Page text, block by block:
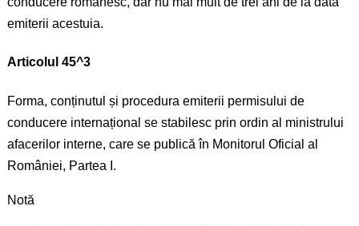
emiterii acestuia.
Articolul 45^3
Forma, conținutul și procedura emiterii permisului de
conducere internațional se stabilesc prin ordin al ministrului
afacerilor interne, care se publică în Monitorul Oficial al
României, Partea I.
Notă